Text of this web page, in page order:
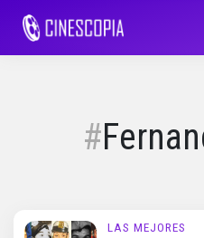
LAS MEJORES